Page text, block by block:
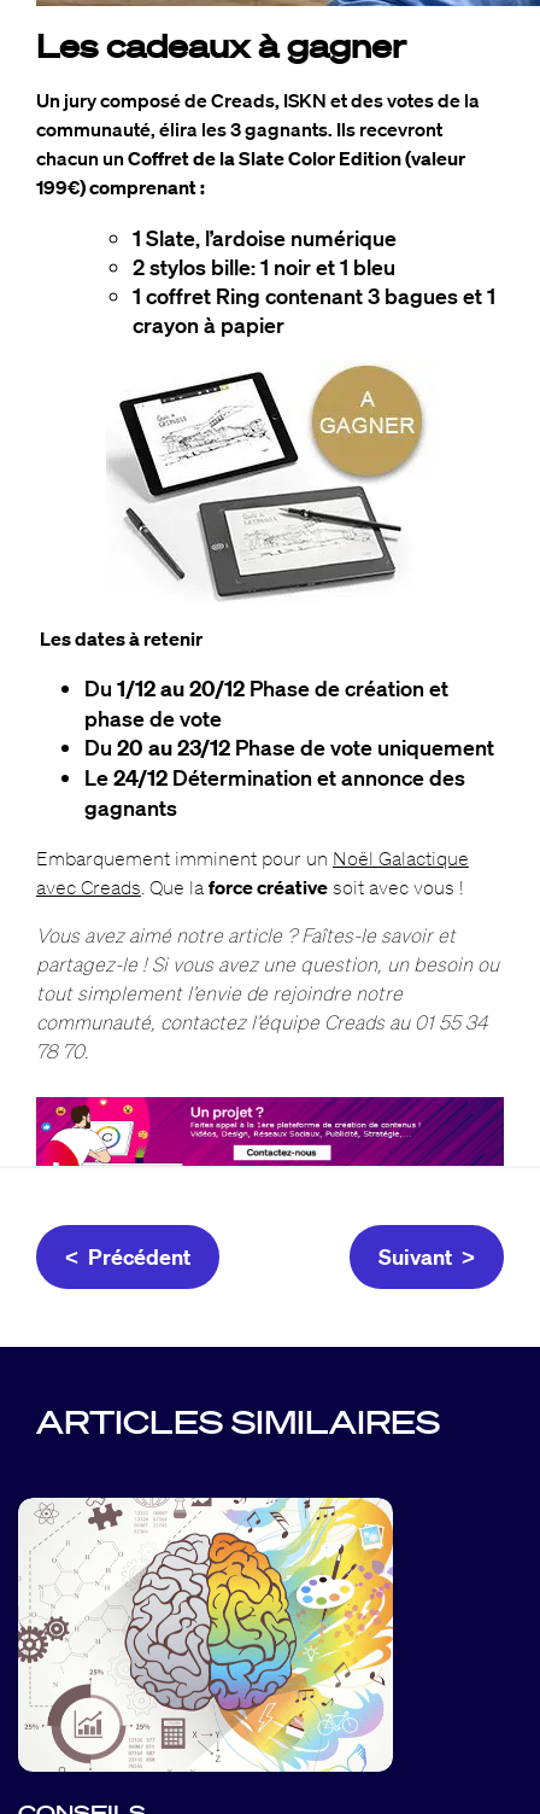
Les cadeaux à gagner
Un jury composé de Creads, ISKN et des votes de la
communauté, élira les 3 gagnants. Ils recevront
chacun un Coffret de la Slate Color Edition (valeur
199€) comprenant:
1 Slate, l’ardoise numérique
2 stylos bille: 1 noir et 1 bleu
1 coffret Ring contenant 3 bagues et 1
crayon à papier
Les dates à retenir
Du 1/12 au 20/12 Phase de création et
phase de vote
Du 20 au 23/12 Phase de vote uniquement
Le24/12Détermination et annonce des
gagnants
Embarquement imminent pour un Noël Galactique
avec Creads. Que la force créativesoit avec vous !
Vous avez aimé notre article ? Faîtes-le savoir et
partagez-le ! Si vous avez une question, un besoin ou
tout simplement l’envie de rejoindre notre
communauté, contactez l’équipe Creads au 01 55 34
78 70.
< Précédent Suivant >
ARTICLES SIMILAIRES